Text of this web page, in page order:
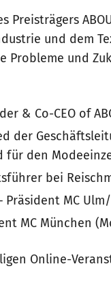
Preisträgers
und dem
Probleme und
& Co-CEO of
der
für den
bei
Präsident MC
MC München
Online-